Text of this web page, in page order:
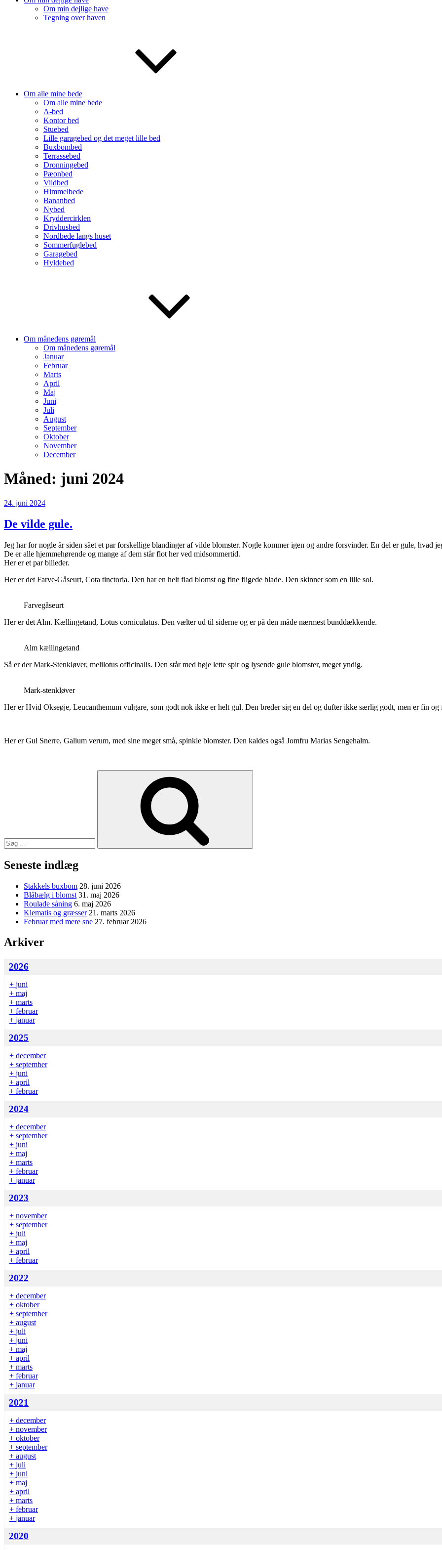
Om min dejlige have
Tegning over haven
Om alle mine bede
Om alle mine bede
A-bed
Kontor bed
Stuebed
Lille garagebed og det meget lille bed
Buxbombed
Terrassebed
Dronningebed
Pæonbed
Vildbed
Himmelbede
Bananbed
Nybed
Kryddercirklen
Drivhusbed
Nordbede langs huset
Sommerfuglebed
Garagebed
Hyldebed
Om månedens gøremål
Om månedens gøremål
Januar
Februar
Marts
April
Maj
Juni
Juli
August
September
Oktober
November
December
Måned: juni 2024
Udgivet
24. juni 2024
De vilde gule.
Jeg har for nogle år siden sået et par forskellige blandinger af vilde blomster. Nogle kommer igen og andre forsvinder. En del er gule, hvad
De er alle hjemmehørende og mange af dem står flot her ved midsommertid.
Her er et par billeder.
Her er det Farve-Gåseurt, Cota tinctoria. Den har en helt flad blomst og fine fligede blade. Den skinner som en lille sol.
Farvegåseurt
Her er det Alm. Kællingetand, Lotus corniculatus. Den vælter ud til siderne og er på den måde nærmest bunddækkende.
Alm kællingetand
Så er der Mark-Stenkløver, melilotus officinalis. Den står med høje lette spir og lysende gule blomster, meget yndig.
Mark-stenkløver
Her er Hvid Okseøje, Leucanthemum vulgare, som godt nok ikke er helt gul. Den breder sig en del og dufter ikke særlig godt, men er fin og
Her er Gul Snerre, Galium verum, med sine meget små, spinkle blomster. Den kaldes også Jomfru Marias Sengehalm.
Seneste indlæg
Stakkels buxbom 28. juni 2026
Blåbælg i blomst 31. maj 2026
Roulade såning 6. maj 2026
Klematis og græsser 21. marts 2026
Februar med mere sne 27. februar 2026
Arkiver
2026
+ juni
+ maj
+ marts
+ februar
+ januar
2025
+ december
+ september
+ juni
+ april
+ februar
2024
+ december
+ september
+ juni
+ maj
+ marts
+ februar
+ januar
2023
+ november
+ september
+ juli
+ maj
+ april
+ februar
2022
+ december
+ oktober
+ september
+ august
+ juli
+ juni
+ maj
+ april
+ marts
+ februar
+ januar
2021
+ december
+ november
+ oktober
+ september
+ august
+ juli
+ juni
+ maj
+ april
+ marts
+ februar
+ januar
2020